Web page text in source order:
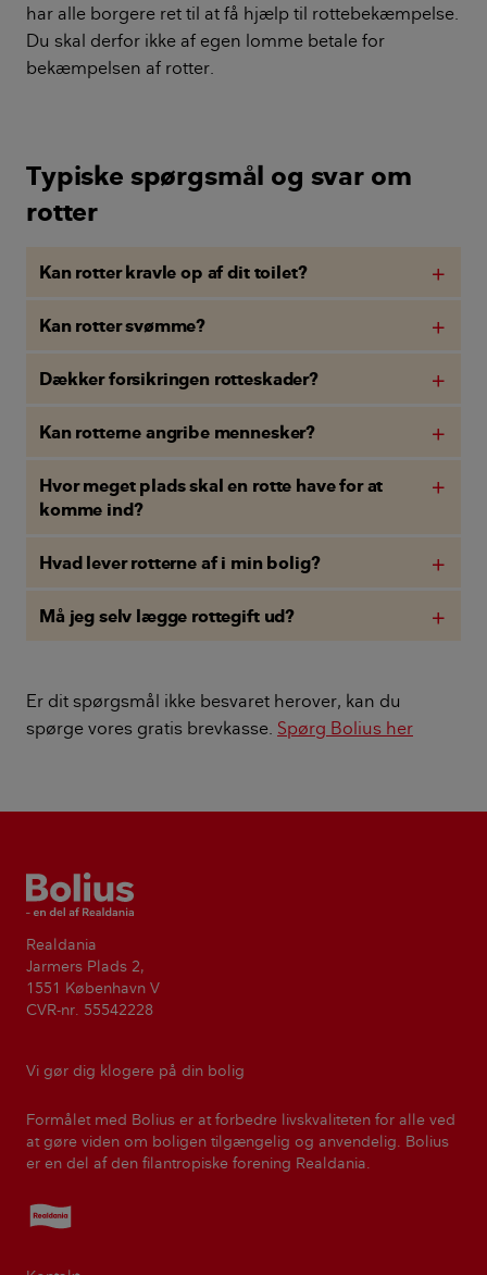
har alle borgere ret til at få hjælp til rottebekæmpelse.
Du skal derfor ikke af egen lomme betale for
bekæmpelsen af rotter.
Typiske spørgsmål og svar om
rotter
Kan rotter kravle op af dit toilet?
Kan rotter svømme?
Dækker forsikringen rotteskader?
Kan rotterne angribe mennesker?
Hvor meget plads skal en rotte have for at
komme ind?
Hvad lever rotterne af i min bolig?
Må jeg selv lægge rottegift ud?
Er dit spørgsmål ikke besvaret herover, kan du
spørge vores gratis brevkasse. Spørg Bolius her
Bolius
Realdania
Jarmers Plads 2,
1551 København V
CVR-nr. 55542228
Vi gør dig klogere på din bolig
Formålet med Bolius er at forbedre livskvaliteten for alle ved
at gøre viden om boligen tilgængelig og anvendelig. Bolius
er en del af den filantropiske forening Realdania.
Realdania